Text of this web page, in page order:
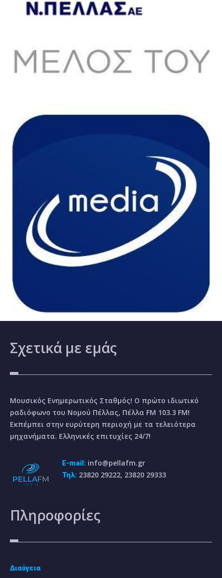
Σχετικά με εμάς
Μουσικός Ενημερωτικός Σταθμός! Ο πρώτο ιδιωτικό
ραδιόφωνο του Νομού Πέλλας, Πέλλα FM 103.3 FM!
Εκπέμπει στην ευρύτερη περιοχή με τα τελειότερα
μηχανήματα. Ελληνικές επιτυχίες 24/7!
E-mail: info@pellafm.gr
Τηλ: 23820 29222, 23820 29333
Πληροφορίες
Διαύγεια